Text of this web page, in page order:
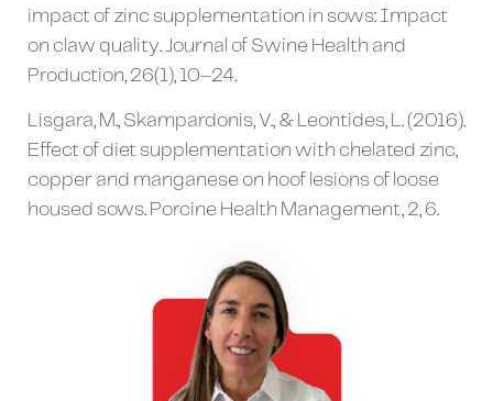
impact of zinc supplementation in sows: Impact
on claw quality. Journal of Swine Health and
Production, 26(1), 10–24.
Lisgara, M., Skampardonis, V., & Leontides, L. (2016).
Effect of diet supplementation with chelated zinc,
copper and manganese on hoof lesions of loose
housed sows. Porcine Health Management, 2, 6.